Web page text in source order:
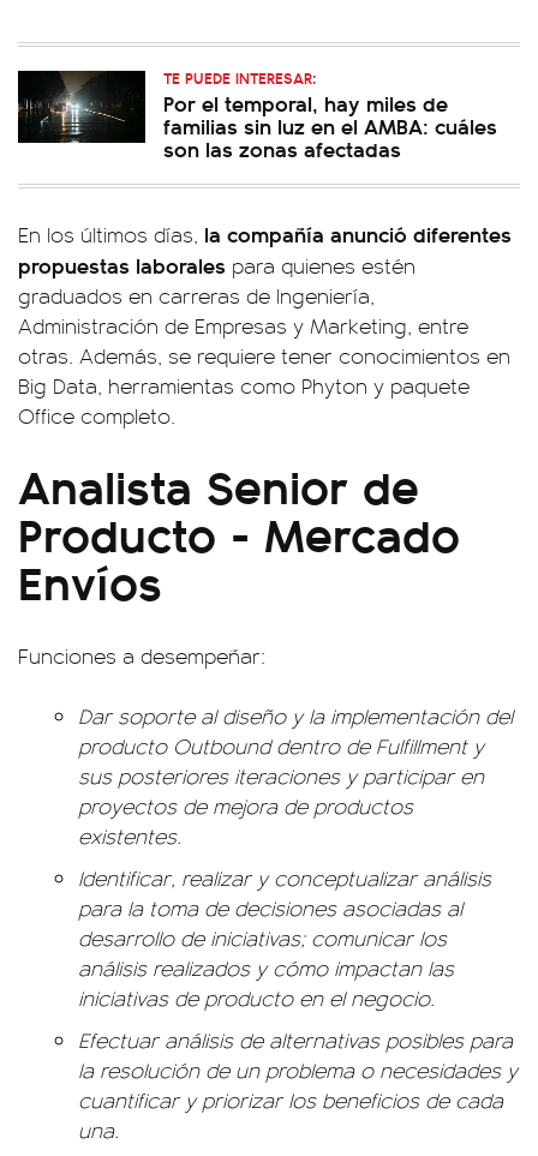
TE PUEDE INTERESAR:
Por el temporal, hay miles de
familias sin luz en el AMBA: cuáles
son las zonas afectadas
En los últimos días, la compañía anunció diferentes
propuestas laborales para quienes estén
graduados en carreras de Ingeniería,
Administración de Empresas y Marketing, entre
otras. Además, se requiere tener conocimientos en
Big Data, herramientas como Phyton y paquete
Office completo.
Analista Senior de
Producto - Mercado
Envíos
Funciones a desempeñar:
Dar soporte al diseño y la implementación del
producto Outbound dentro de Fulfillment y
sus posteriores iteraciones y participar en
proyectos de mejora de productos
existentes.
Identificar, realizar y conceptualizar análisis
para la toma de decisiones asociadas al
desarrollo de iniciativas; comunicar los
análisis realizados y cómo impactan las
iniciativas de producto en el negocio.
Efectuar análisis de alternativas posibles para
la resolución de un problema o necesidades y
cuantificar y priorizar los beneficios de cada
una.